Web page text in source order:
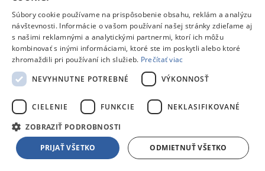
Informácie a kontakty
Informácie a kontakty
O nás
Klub TPD Rodina
Záruka kvality
Splátkový predaj
Reklamácie, sťažnosti
Odstúpiť od zmluvy tu
Predĺžená záruka a poistenie
Ako nakupovať
Predajne a kontakty
Súbory cookie používame na prispôsobenie obsahu, reklám a analýzu
návštevnosti. Informácie o vašom používaní našej stránky zdieľame aj
s našimi reklamnými a analytickými partnermi, ktorí ich môžu
kombinovať s inými informáciami, ktoré ste im poskytli alebo ktoré
zhromaždili pri používaní ich služieb. Prečítať viac
NEVYHNUTNE POTREBNÉ
VÝKONNOSŤ
CIELENIE FUNKCIE NEKLASIFIKOVANÉ
ZOBRAZIŤ PODROBNOSTI
PRIJAŤ VŠETKO ODMIETNUŤ VŠETKO